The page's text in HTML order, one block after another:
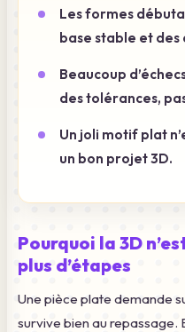
Les formes
base stable et
Beaucoup
des tolérances,
Un joli motif plat
un bon projet 3D.
Pourquoi la 3D
plus d’étapes
Une pièce plate demande
survive bien au repassage.